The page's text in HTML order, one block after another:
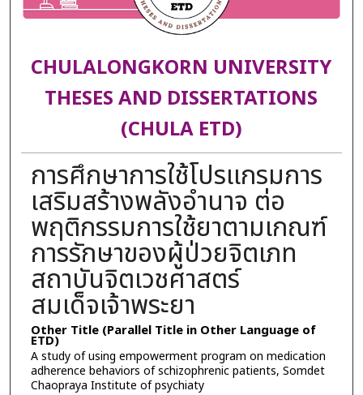
CHULALONGKORN UNIVERSITY
THESES AND DISSERTATIONS
(CHULA ETD)
การศึกษาการใช้โปรแกรมการ
เสริมสร้างพลังอำนาจ ต่อ
พฤติกรรมการใช้ยาตามเกณฑ์
การรักษาของผู้ป่วยจิตเภท
สถาบันจิตเวชศาสตร์
สมเด็จเจ้าพระยา
Other Title (Parallel Title in Other Language of
ETD)
A study of using empowerment program on medication
adherence behaviors of schizophrenic patients, Somdet
Chaopraya Institute of psychiaty